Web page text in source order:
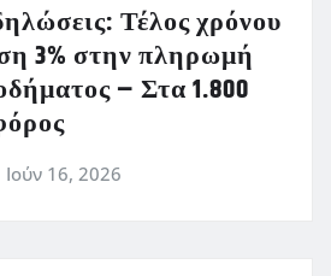
Τέλος χρόνου
3% στην πληρωμή
– Στα 1.800
Ιούν 16, 2026